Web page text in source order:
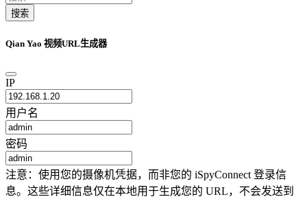
搜索
Qian Yao 视频URL生成器
IP
用户名
密码
注意：使用您的摄像机凭据，而非您的 iSpyConnect 登录信
息。这些详细信息仅在本地用于生成您的 URL，不会发送到